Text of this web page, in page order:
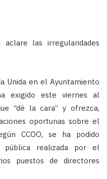
las irregularidades
Unida en el Ayuntamiento
exigido este viernes al
“dé la cara” y ofrezca,
oportunas sobre el
CCOO, se ha podido
realizada por el
puestos de directores